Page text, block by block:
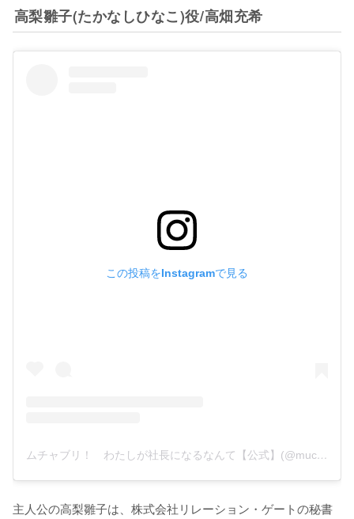
高梨雛子(たかなしひなこ)役/高畑充希
この投稿をInstagramで見る
ムチャブリ！ わたしが社長になるなんて【公式】(@muchaburi_ntv)がシェアした投稿
主人公の高梨雛子は、株式会社リレーション・ゲートの秘書